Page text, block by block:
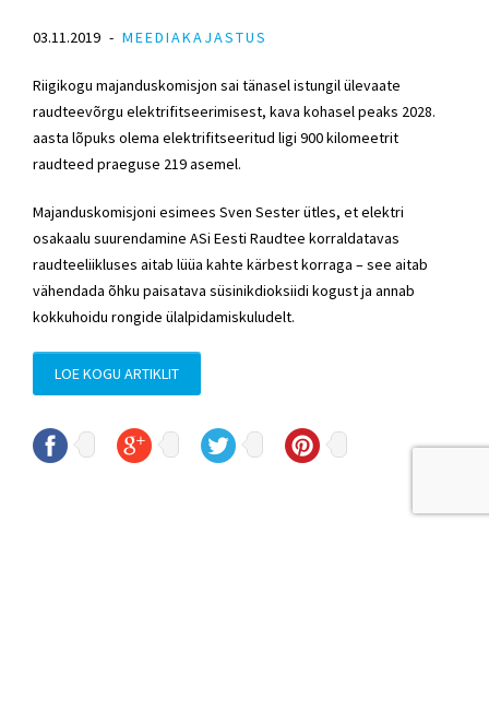
03.11.2019 MEEDIAKAJASTUS
Riigikogu majanduskomisjon sai tänasel istungil ülevaate
raudteevõrgu elektrifitseerimisest, kava kohasel peaks 2028.
aasta lõpuks olema elektrifitseeritud ligi 900 kilomeetrit
raudteed praeguse 219 asemel.
Majanduskomisjoni esimees Sven Sester ütles, et elektri
osakaalu suurendamine ASi Eesti Raudtee korraldatavas
raudteeliikluses aitab lüüa kahte kärbest korraga – see aitab
vähendada õhku paisatava süsinikdioksiidi kogust ja annab
kokkuhoidu rongide ülalpidamiskuludelt.
LOE KOGU ARTIKLIT